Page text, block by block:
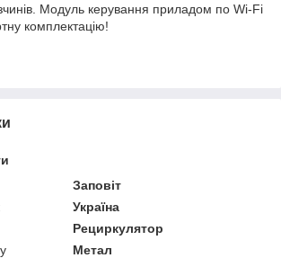
Модуль керування приладом по Wi-Fi
комплектацію!
Заповіт
Україна
Рециркулятор
Метал